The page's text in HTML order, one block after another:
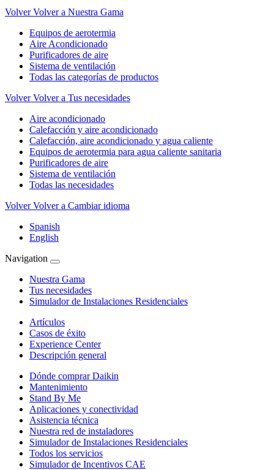
Volver Volver a Nuestra Gama
Equipos de aerotermia
Aire Acondicionado
Purificadores de aire
Sistema de ventilación
Todas las categorías de productos
Volver Volver a Tus necesidades
Aire acondicionado
Calefacción y aire acondicionado
Calefacción, aire acondicionado y agua caliente
Equipos de aerotermia para agua caliente sanitaria
Purificadores de aire
Sistema de ventilación
Todas las necesidades
Volver Volver a Cambiar idioma
Spanish
English
Navigation
Nuestra Gama
Tus necesidades
Simulador de Instalaciones Residenciales
Artículos
Casos de éxito
Experience Center
Descripción general
Dónde comprar Daikin
Mantenimiento
Stand By Me
Aplicaciones y conectividad
Asistencia técnica
Nuestra red de instaladores
Simulador de Instalaciones Residenciales
Todos los servicios
Simulador de Incentivos CAE